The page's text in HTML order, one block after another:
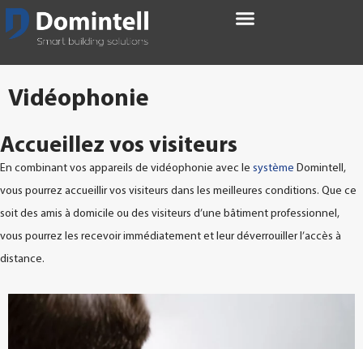
Vidéophonie
Accueillez vos visiteurs
En combinant vos appareils de vidéophonie avec le système Domintell,
vous pourrez accueillir vos visiteurs dans les meilleures conditions. Que ce
soit des amis à domicile ou des visiteurs d’une bâtiment professionnel,
vous pourrez les recevoir immédiatement et leur déverrouiller l’accès à
distance.